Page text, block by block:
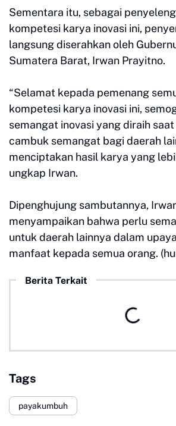
Sementara itu, sebagai
kompetesi karya inovasi ini,
langsung diserahkan oleh
Sumatera Barat, Irwan Prayitno.
“Selamat kepada pemenang
kompetesi karya inovasi ini,
semangat inovasi yang diraih
cambuk semangat bagi daerah
menciptakan hasil karya yang
ungkap Irwan.
Dipenghujung sambutannya,
menyampaikan bahwa perlu
untuk daerah lainnya dalam
manfaat kepada semua orang.
Berita Terkait
Tags
payakumbuh